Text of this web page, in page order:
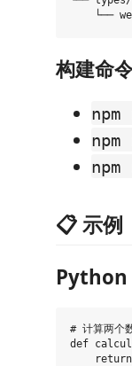
构建命
📋 示例
Python
# 计算两个
def